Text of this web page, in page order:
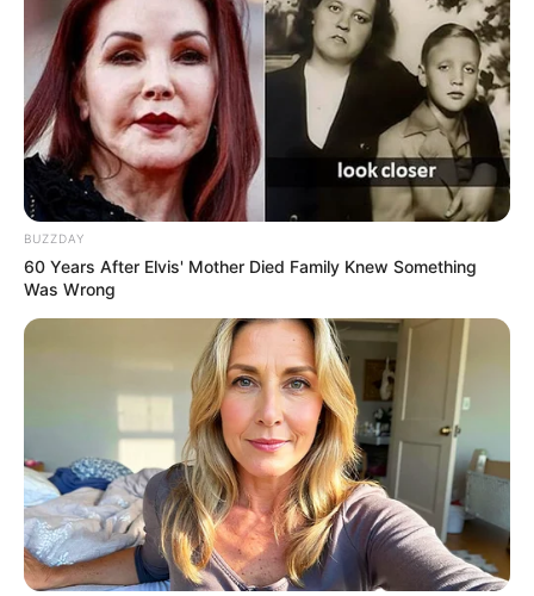
BUZZDAY
60 Years After Elvis' Mother Died Family Knew Something
Was Wrong